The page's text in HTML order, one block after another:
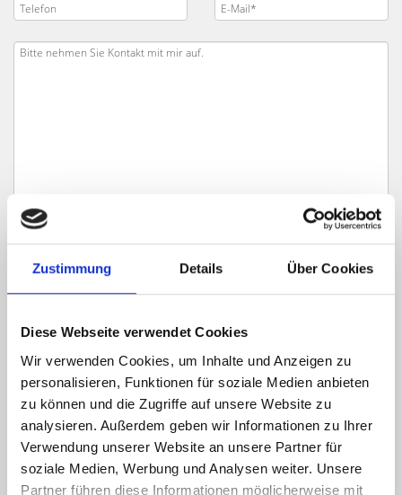
Zustimmung Details Über Cookies
Diese Webseite verwendet Cookies
Wir verwenden Cookies, um Inhalte und Anzeigen zu
personalisieren, Funktionen für soziale Medien anbieten
zu können und die Zugriffe auf unsere Website zu
analysieren. Außerdem geben wir Informationen zu Ihrer
Verwendung unserer Website an unsere Partner für
soziale Medien, Werbung und Analysen weiter. Unsere
Partner führen diese Informationen möglicherweise mit
Ich habe dieDatenschutzerklärungzur Kenntnis genommen. Ich stimme
elektronisch erhoben und gespeichert werden.
Hinweis: Sie können Ihre Einwilligung jederzeit für die Zukunft per E-Mail
an info@hegerich-immobilien.de widerrufen. *
* Pflichtfelder
Absenden